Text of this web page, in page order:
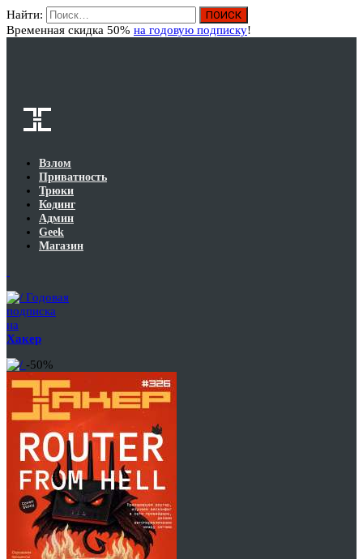
Найти:
Временная скидка 50% на годовую подписку!
Взлом
Приватность
Трюки
Кодинг
Админ
Geek
Магазин
Годовая
подписка
на
Хакер
-50%